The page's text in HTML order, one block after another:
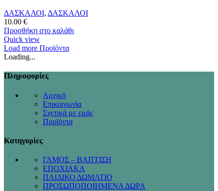
ΔΑΣΚΑΛΟΙ, ΔΑΣΚΑΛΟΙ
10.00 €
Προσθήκη στο καλάθι
Quick view
Load more Προϊόντα
Loading...
Πληροφορίες
Αρχική
Επικοινωνία
Σχετικά με εμάς
Προϊόντα
Κατηγορίες
ΓΑΜΟΣ – ΒΑΠΤΙΣΗ
ΕΠΟΧΙΑΚΑ
ΠΑΙΔΙΚΟ ΔΩΜΑΤΙΟ
ΠΡΟΣΩΠΟΠΟΙΗΜΕΝΑ ΔΩΡΑ